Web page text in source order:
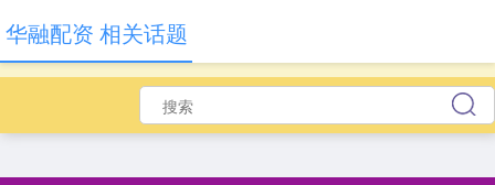
华融配资 相关话题